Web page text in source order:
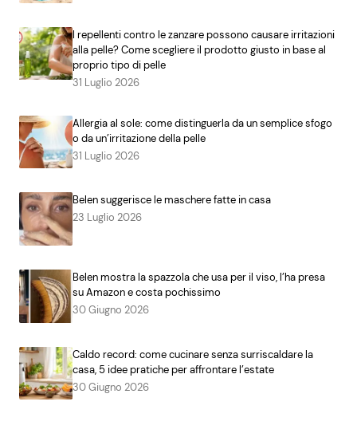
I repellenti contro le zanzare possono causare irritazioni
alla pelle? Come scegliere il prodotto giusto in base al
proprio tipo di pelle
31 Luglio 2026
Allergia al sole: come distinguerla da un semplice sfogo
o da un’irritazione della pelle
31 Luglio 2026
Belen suggerisce le maschere fatte in casa
23 Luglio 2026
Belen mostra la spazzola che usa per il viso, l’ha presa
su Amazon e costa pochissimo
30 Giugno 2026
Caldo record: come cucinare senza surriscaldare la
casa, 5 idee pratiche per affrontare l’estate
30 Giugno 2026